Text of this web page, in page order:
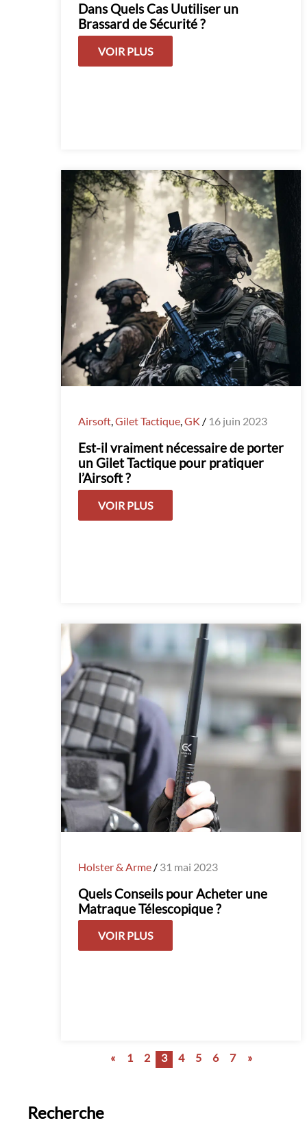
Dans Quels Cas Uutiliser un
Brassard de Sécurité ?
VOIR PLUS
Airsoft,Gilet Tactique,GK / 16 juin 2023
Est-il vraiment nécessaire de porter
un Gilet Tactique pour pratiquer
l’Airsoft ?
VOIR PLUS
Holster & Arme / 31 mai 2023
Quels Conseils pour Acheter une
Matraque Télescopique ?
VOIR PLUS
« 1 2 3 4 5 6 7 »
Recherche